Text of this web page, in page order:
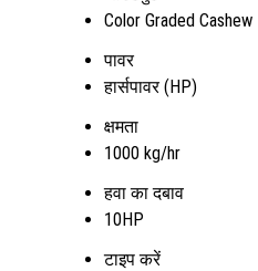
Color Graded Cashew
पावर
हार्सपावर (HP)
क्षमता
1000 kg/hr
हवा का दबाव
10HP
टाइप करें